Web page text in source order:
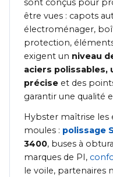
sont conçus pour
être vues : capots
électroménager,
protection,
exigent un niveau
aciers
précise et des
garantir une qualité
Hybster maîtrise les
moules : polissage
3400, buses à
marques de PI,
le voile, partenaires